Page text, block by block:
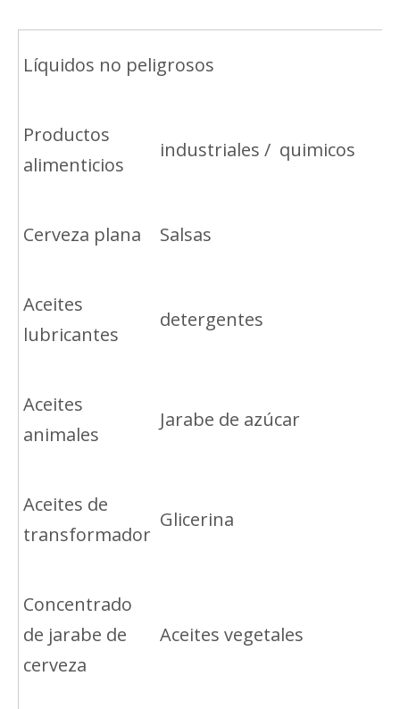
Líquidos no peligrosos
Productos
alimenticios
industriales / quimicos
Cerveza plana Salsas
Aceites
lubricantes
detergentes
Aceites
animales
Jarabe de azúcar
Aceites de
transformador
Glicerina
Concentrado
de jarabe de
cerveza
Aceites vegetales